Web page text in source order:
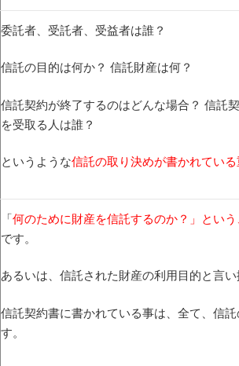
委託者、受託者、受益者は誰？
信託の目的は何か？ 信託財産は何？
信託契約が終了するのはどんな場合？ 信託
を受取る人は誰？
というような信託の取り決めが書かれてい
「何のために財産を信託するのか？」とい
です。
あるいは、信託された財産の利用目的と言い
信託契約書に書かれている事は、全て、信
す。